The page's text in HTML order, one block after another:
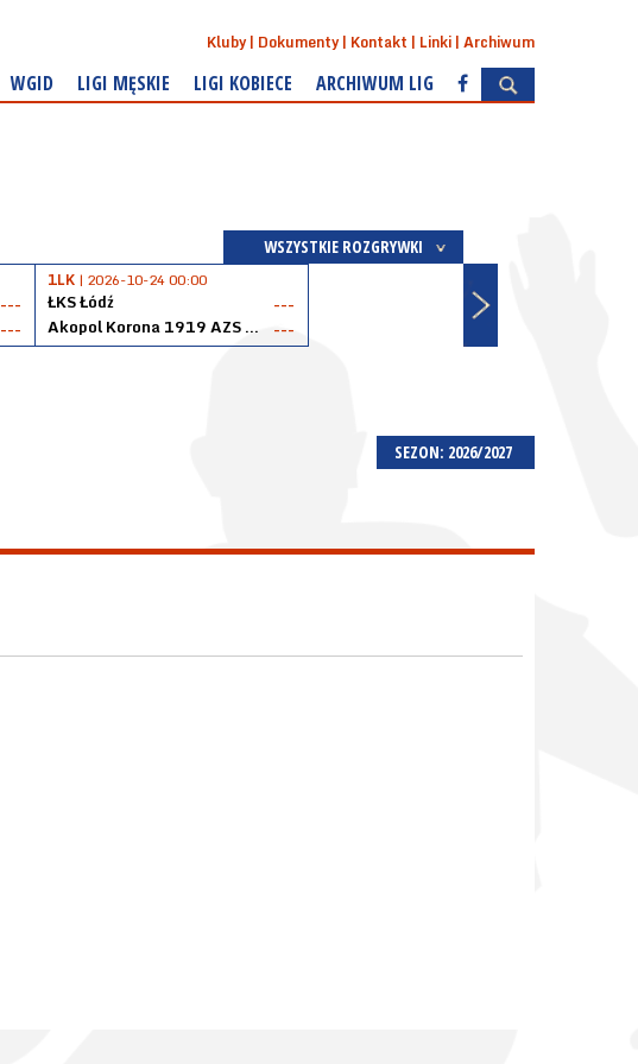
Kluby Dokumenty Kontakt Linki Archiwum
WGID LIGI MĘSKIE LIGI KOBIECE ARCHIWUM LIG
WSZYSTKIE ROZGRYWKI
---
---
1LK | 2026-10-24 00:00
ŁKS Łódź
---
Akopol Korona 1919 AZS PK Kraków
---
SEZON: 2026/2027